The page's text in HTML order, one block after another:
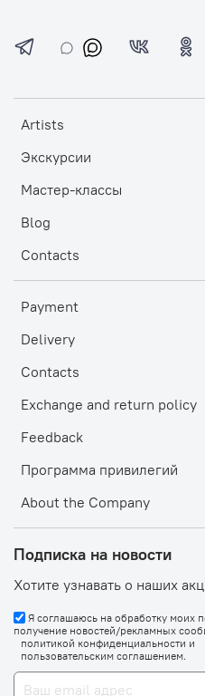
Artists
Экскурсии
Мастер-классы
Blog
Contacts
Payment
Delivery
Contacts
Exchange and return policy
Feedback
Программа привилегий
About the Company
Подписка на новости
Хотите узнавать о наших
Я соглашаюсь на обработку моих
получение новостей/рекламных
политикой конфиденциальности и
пользовательским соглашением.